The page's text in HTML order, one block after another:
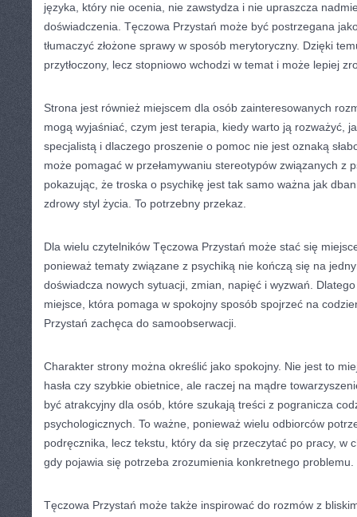
języka, który nie ocenia, nie zawstydza i nie upraszcza
doświadczenia. Tęczowa Przystań może być postrzegana
tłumaczyć złożone sprawy w sposób merytoryczny. Dzięki
przytłoczony, lecz stopniowo wchodzi w temat i może lepiej
Strona jest również miejscem dla osób zainteresowanych
mogą wyjaśniać, czym jest terapia, kiedy warto ją rozważyć,
specjalistą i dlaczego proszenie o pomoc nie jest oznaką
może pomagać w przełamywaniu stereotypów związanych z
pokazując, że troska o psychikę jest tak samo ważna jak
zdrowy styl życia. To potrzebny przekaz.
Dla wielu czytelników Tęczowa Przystań może stać się
ponieważ tematy związane z psychiką nie kończą się na
doświadcza nowych sytuacji, zmian, napięć i wyzwań.
miejsce, która pomaga w spokojny sposób spojrzeć na
Przystań zachęca do samoobserwacji.
Charakter strony można określić jako spokojny. Nie jest to
hasła czy szybkie obietnice, ale raczej na mądre
być atrakcyjny dla osób, które szukają treści z pogranicza
psychologicznych. To ważne, ponieważ wielu odbiorców
podręcznika, lecz tekstu, który da się przeczytać po pracy, w
gdy pojawia się potrzeba zrozumienia konkretnego problemu.
Tęczowa Przystań może także inspirować do rozmów z